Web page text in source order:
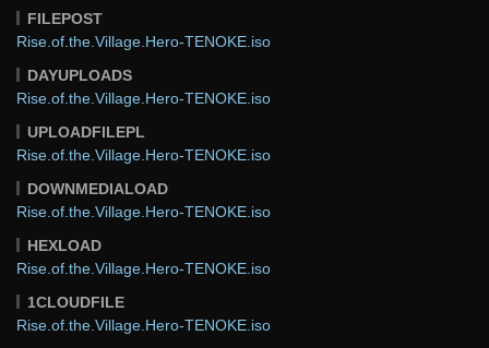
FILEPOST
Rise.of.the.Village.Hero-TENOKE.iso
DAYUPLOADS
Rise.of.the.Village.Hero-TENOKE.iso
UPLOADFILEPL
Rise.of.the.Village.Hero-TENOKE.iso
DOWNMEDIALOAD
Rise.of.the.Village.Hero-TENOKE.iso
HEXLOAD
Rise.of.the.Village.Hero-TENOKE.iso
1CLOUDFILE
Rise.of.the.Village.Hero-TENOKE.iso